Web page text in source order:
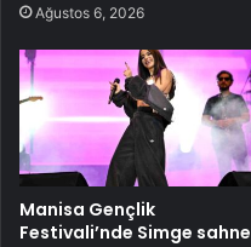
Ağustos 6, 2026
Manisa Gençlik
Festivali’nde Simge sahne